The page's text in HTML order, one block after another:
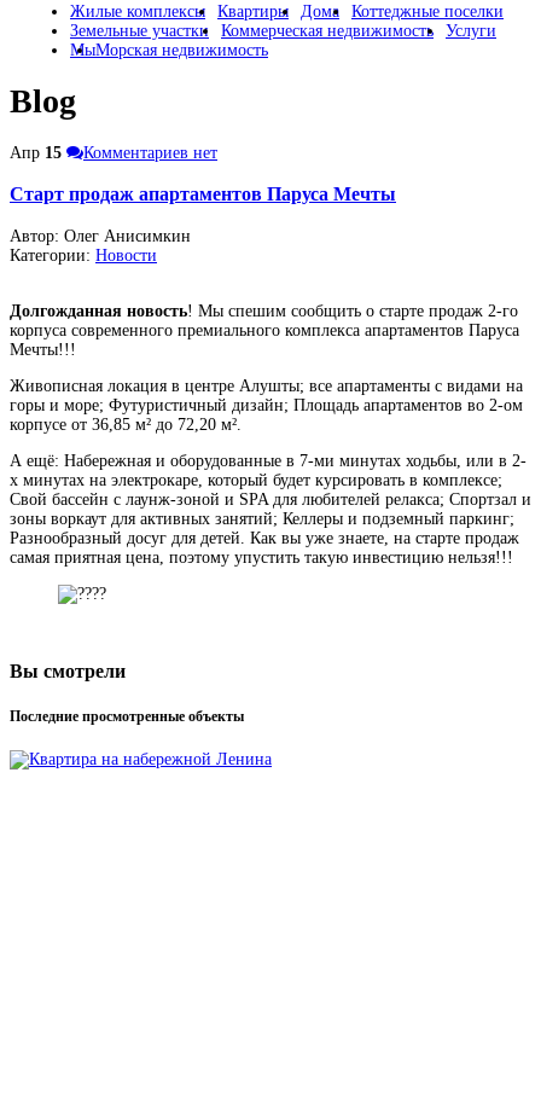
Жилые комплексы Квартиры Дома
Коттеджные поселки
Земельные участки
Коммерческая недвижимость
Услуги
МыМорская недвижимость
Blog
Апр 15 Комментариев нет
Старт продаж апартаментов Паруса Мечты
Автор: Олег Анисимкин
Категории: Новости
Долгожданная новость! Мы спешим сообщить о старте продаж 2-го
корпуса современного премиального комплекса апартаментов Паруса
Мечты!!!
Живописная локация в центре Алушты; все апартаменты с видами на
горы и море; Футуристичный дизайн; Площадь апартаментов во 2-ом
корпусе от 36,85 м² до 72,20 м².
А ещё: Набережная и оборудованные в 7-ми минутах ходьбы, или в 2-
х минутах на электрокаре, который будет курсировать в комплексе;
Свой бассейн с лаунж-зоной и SPA для любителей релакса; Спортзал и
зоны воркаут для активных занятий; Келлеры и подземный паркинг;
Разнообразный досуг для детей. Как вы уже знаете, на старте продаж
самая приятная цена, поэтому упустить такую инвестицию нельзя!!!
Вы смотрели
Последние просмотренные объекты